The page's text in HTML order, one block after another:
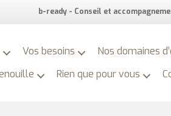
b-ready - Conseil et
Vos besoins
Nos domaines
Rien que pour vous